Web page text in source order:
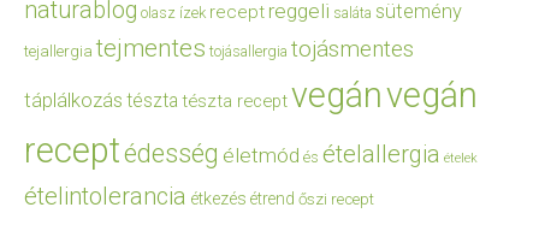
naturablog olasz ízek recept reggeli saláta sütemény
tejallergia tejmentes tojásallergia tojásmentes
táplálkozás tészta tészta receptvegánvegán
receptédesség életmód és ételallergia ételek
ételintolerancia étkezés étrend őszi recept